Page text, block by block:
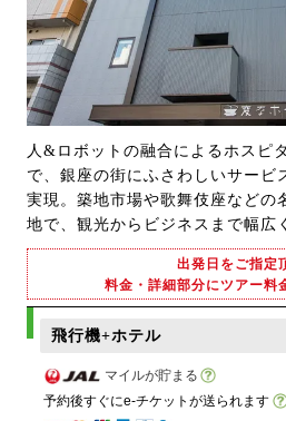
人&ロボットの融合によるホスピ
で、銀座の街にふさわしいサービ
実現。築地市場や歌舞伎座などの
地で、観光からビジネスまで幅広
出発日をご指定
料金・詳細部分にツアー料
飛行機+ホテル
マイルが貯まる
予約後すぐにe-チケットが送られます